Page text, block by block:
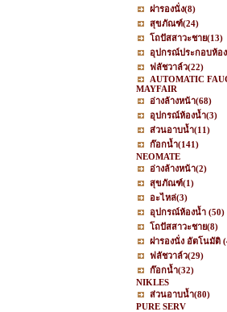
ฝารองนั่ง(8)
สุขภัณฑ์(24)
โถปัสสาวะชาย(13)
อุปกรณ์ประกอบห้อ
ฟลัชวาล์ว(22)
AUTOMATIC
MAYFAIR
อ่างล้างหน้า(68)
อุปกรณ์ห้องน้ำ(3)
ส่วนอาบน้ำ(11)
ก๊อกน้ำ(141)
NEOMATE
อ่างล้างหน้า(2)
สุขภัณฑ์(1)
อะไหล่(3)
อุปกรณ์ห้องน้ำ (50)
โถปัสสาวะชาย(8)
ฝารองนั่ง อัตโนมัติ
ฟลัชวาล์ว(29)
ก๊อกน้ำ(32)
NIKLES
ส่วนอาบน้ำ(80)
PURE SERV